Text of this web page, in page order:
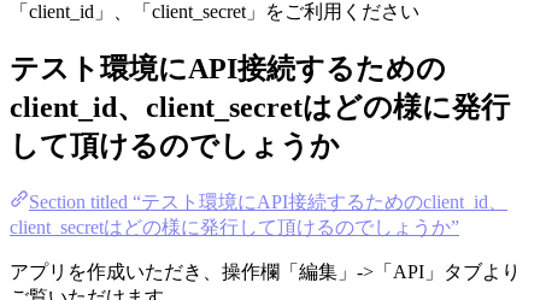
「client_id」、「client_secret」をご利用ください
テスト環境にAPI接続するための
client_id、client_secretはどの様に発行
して頂けるのでしょうか
Section titled “テスト環境にAPI接続するためのclient_id、
client_secretはどの様に発行して頂けるのでしょうか”
アプリを作成いただき、操作欄「編集」->「API」タブより